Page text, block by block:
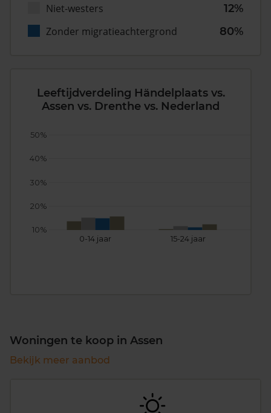
Niet-westers
12%
Zonder migratieachtergrond
80%
Leeftijdverdeling Händelplaats vs.
Assen vs. Drenthe vs. Nederland
0-14 jaar 15-24 jaar
10%
20%
30%
40%
50%
Woningen te koop in Assen
Bekijk meer aanbod